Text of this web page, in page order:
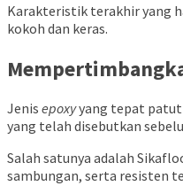
Karakteristik terakhir yang
kokoh dan keras.
Jenis epoxyyang tepat
yang telah disebutkan
Salah satunya adalah
sambungan, serta resisten